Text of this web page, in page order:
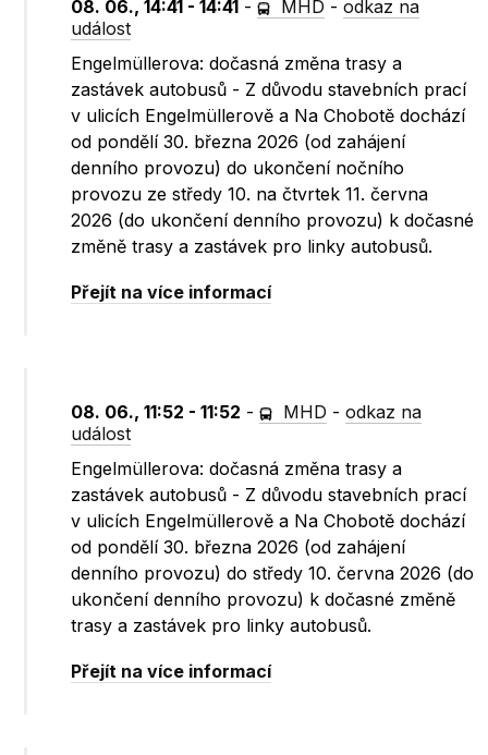
08. 06., 14:41 - 14:41 - MHD -odkaz na
událost
Engelmüllerova: dočasná změna trasy a
zastávek autobusů - Z důvodu stavebních prací
v ulicích Engelmüllerově a Na Chobotě dochází
od pondělí 30. března 2026 (od zahájení
denního provozu) do ukončení nočního
provozu ze středy 10. na čtvrtek 11. června
2026 (do ukončení denního provozu) k dočasné
změně trasy a zastávek pro linky autobusů.
Přejít na více informací
08. 06., 11:52 - 11:52 - MHD -odkaz na
událost
Engelmüllerova: dočasná změna trasy a
zastávek autobusů - Z důvodu stavebních prací
v ulicích Engelmüllerově a Na Chobotě dochází
od pondělí 30. března 2026 (od zahájení
denního provozu) do středy 10. června 2026 (do
ukončení denního provozu) k dočasné změně
trasy a zastávek pro linky autobusů.
Přejít na více informací